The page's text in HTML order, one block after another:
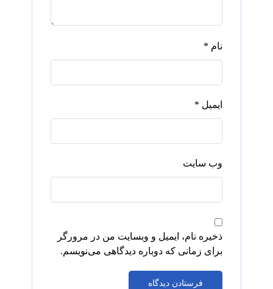
نام *
ایمیل *
وب‌ سایت
ذخیره نام، ایمیل و وبسایت من در مرورگر
برای زمانی که دوباره دیدگاهی می‌نویسم.